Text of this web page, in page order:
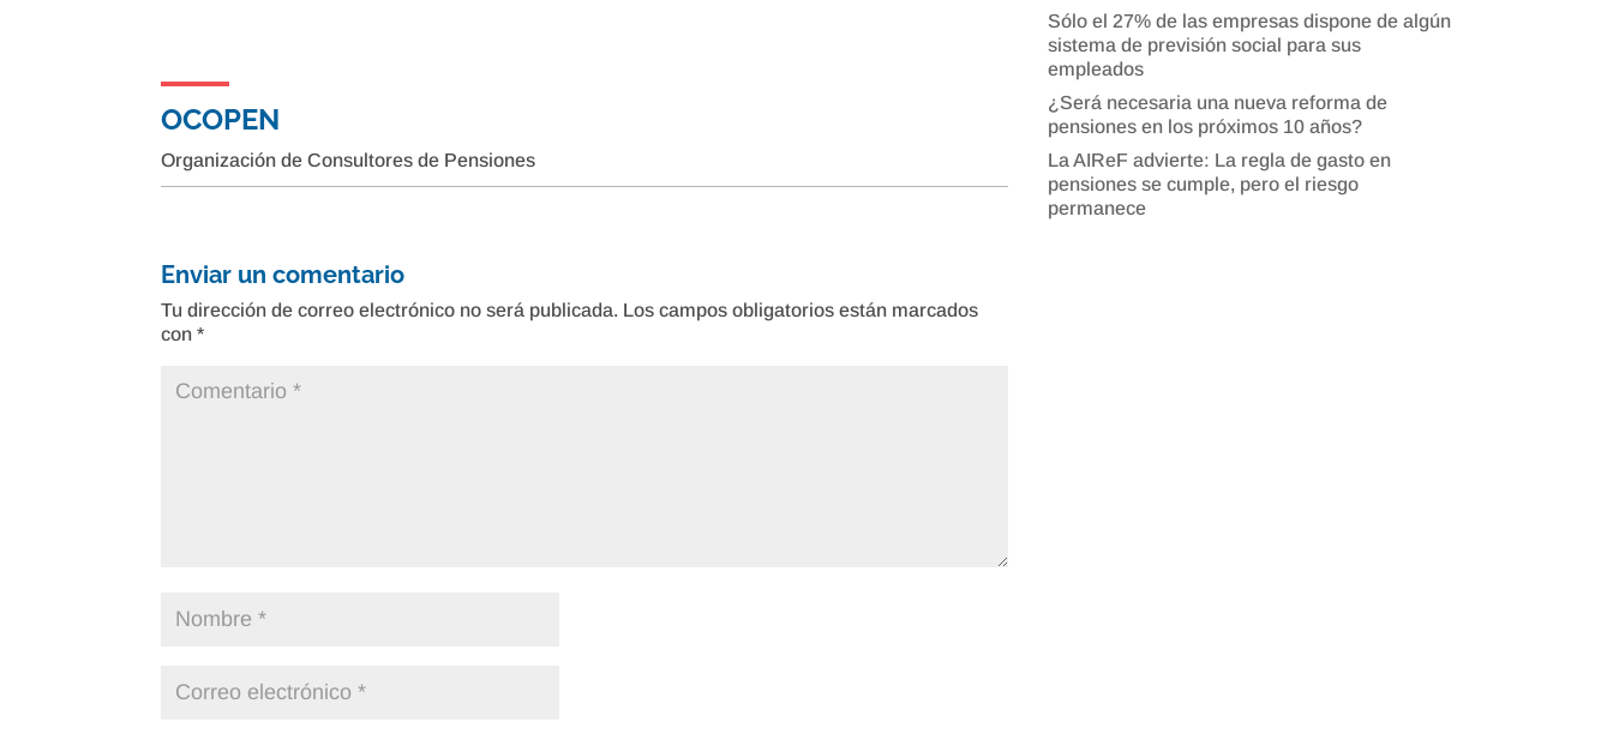
OCOPEN
Organización de Consultores de Pensiones
Enviar un comentario
Tu dirección de correo electrónico no será publicada. Los campos obligatorios están marcados
con*
Sólo el 27% de las empresas dispone de algún
sistema de previsión social para sus
empleados
¿Será necesaria una nueva reforma de
pensiones en los próximos 10 años?
La AIReF advierte: La regla de gasto en
pensiones se cumple, pero el riesgo
permanece